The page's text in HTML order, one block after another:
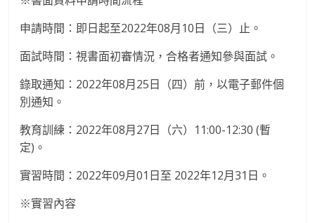
申請時間：即日起至2022年08月10日（三）止。
面試時間：視書面初審情況，合格者通知參與面試。
錄取通知：2022年08月25日（四）前，以電子郵件個
別通知。
教育訓練：2022年08月27日（六）11:00-12:30 (暫
定)。
實習時間：2022年09月01日至 2022年12月31日。
※實習內容